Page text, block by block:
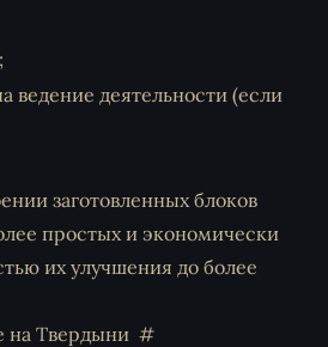
ведение деятельности (если
заготовленных блоков
простых и экономически
их улучшения до более
на Твердыни